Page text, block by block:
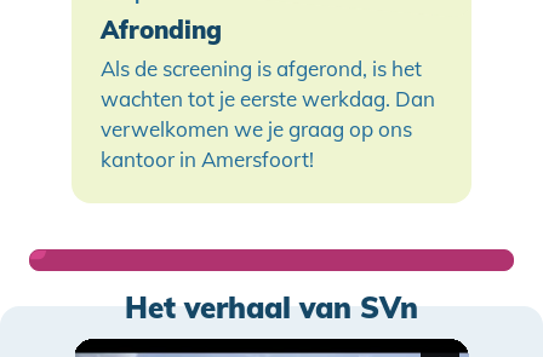
Afronding
Als de screening is afgerond, is het
wachten tot je eerste werkdag. Dan
verwelkomen we je graag op ons
kantoor in Amersfoort!
Het verhaal van SVn